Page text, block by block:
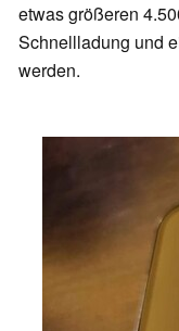
etwas größeren
Schnellladung und
werden.